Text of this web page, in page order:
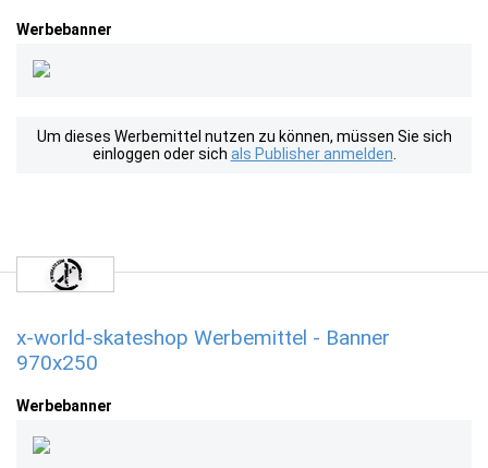
Werbebanner
Um dieses Werbemittel nutzen zu können, müssen Sie sich
einloggen oder sich als Publisher anmelden
x-world-skateshop Werbemittel - Banner
970x250
Werbebanner